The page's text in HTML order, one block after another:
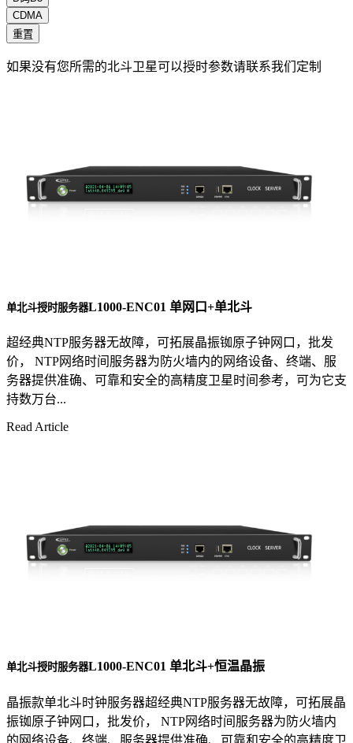
CDMA
重置
如果没有您所需的北斗卫星可以授时参数请联系我们定制
单北斗授时服务器L1000-ENC01 单网口+单北斗
超经典NTP服务器无故障，可拓展晶振铷原子钟网口，批发
价， NTP网络时间服务器为防火墙内的网络设备、终端、服
务器提供准确、可靠和安全的高精度卫星时间参考，可为它支
持数万台...
Read Article
单北斗授时服务器L1000-ENC01 单北斗+恒温晶振
晶振款单北斗时钟服务器超经典NTP服务器无故障，可拓展晶
振铷原子钟网口，批发价， NTP网络时间服务器为防火墙内
的网络设备、终端、服务器提供准确、可靠和安全的高精度卫